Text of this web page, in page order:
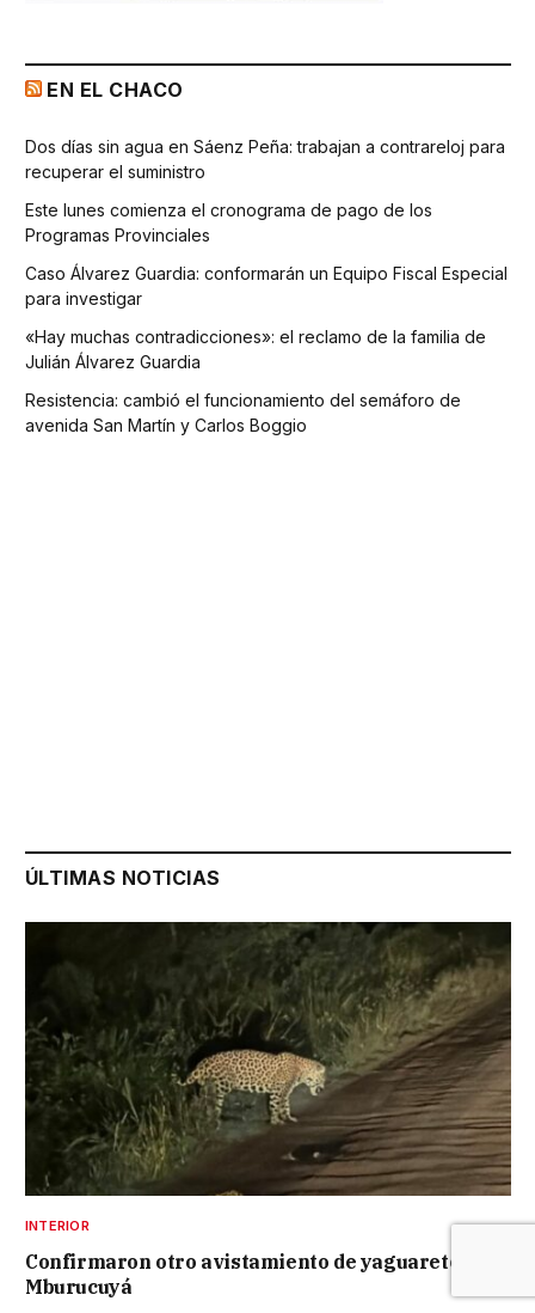
EN EL CHACO
Dos días sin agua en Sáenz Peña: trabajan a contrareloj para
recuperar el suministro
Este lunes comienza el cronograma de pago de los
Programas Provinciales
Caso Álvarez Guardia: conformarán un Equipo Fiscal Especial
para investigar
«Hay muchas contradicciones»: el reclamo de la familia de
Julián Álvarez Guardia
Resistencia: cambió el funcionamiento del semáforo de
avenida San Martín y Carlos Boggio
ÚLTIMAS NOTICIAS
INTERIOR
Confirmaron otro avistamiento de yaguareté en
Mburucuyá